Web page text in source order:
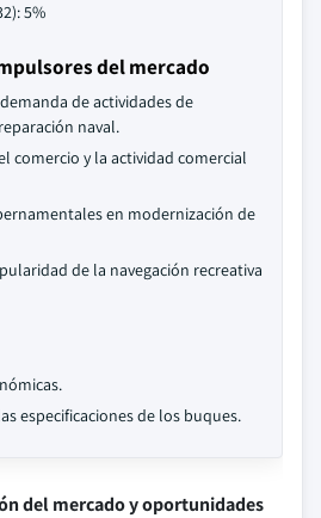
5%
del mercado
de actividades de
naval.
comercio y la actividad comercial
en modernización de
de la navegación recreativa
especificaciones de los buques.
del mercado y oportunidades